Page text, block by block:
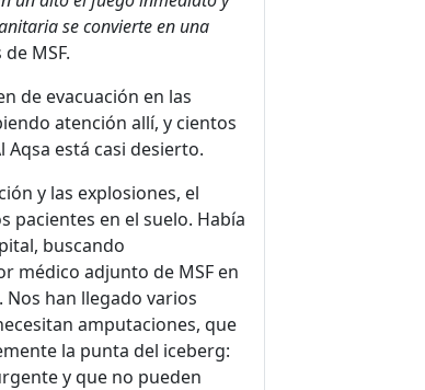
se convierte en una
MSF.
de evacuación en las
atención allí, y cientos
está casi desierto.
y las explosiones, el
pacientes en el suelo. Había
buscando
médico adjunto de MSF en
Nos han llegado varios
amputaciones, que
la punta del iceberg:
y que no pueden